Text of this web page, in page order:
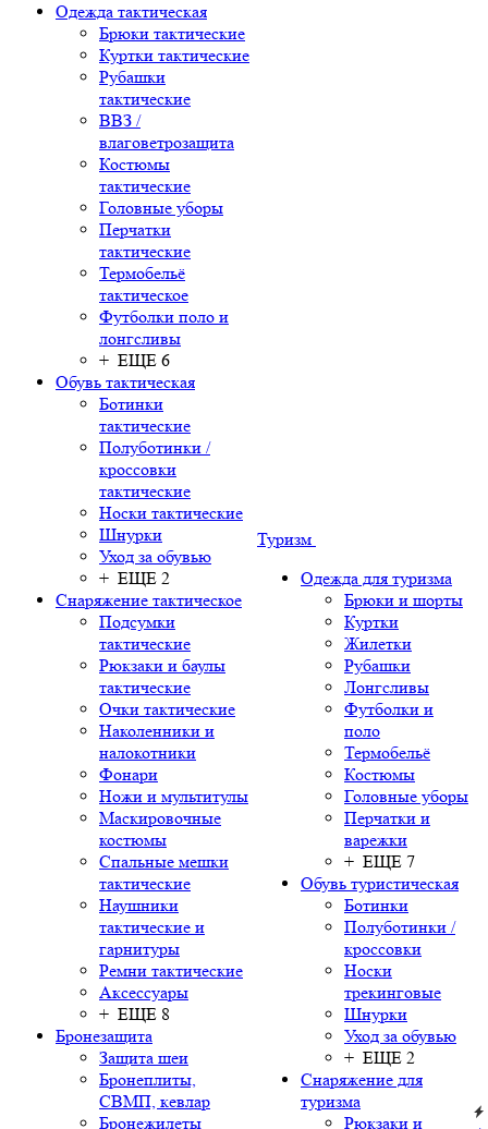
Одежда тактическая
Брюки тактические
Куртки тактические
Рубашки
тактические
ВВЗ /
влаговетрозащита
Костюмы
тактические
Головные уборы
Перчатки
тактические
Термобельё
тактическое
Футболки поло и
лонгсливы
+ ЕЩЕ 6
Обувь тактическая
Ботинки
тактические
Полуботинки /
кроссовки
тактические
Носки тактические
Шнурки
Уход за обувью
+ ЕЩЕ 2
Снаряжение тактическое
Подсумки
тактические
Рюкзаки и баулы
тактические
Очки тактические
Наколенники и
налокотники
Фонари
Ножи и мультитулы
Маскировочные
костюмы
Спальные мешки
тактические
Наушники
тактические и
гарнитуры
Ремни тактические
Аксессуары
+ ЕЩЕ 8
Бронезащита
Защита шеи
Бронеплиты,
СВМП, кевлар
Бронежилеты
Туризм
Одежда для туризма
Брюки и шорты
Куртки
Жилетки
Рубашки
Лонгсливы
Футболки и
поло
Термобельё
Костюмы
Головные уборы
Перчатки и
варежки
+ ЕЩЕ 7
Обувь туристическая
Ботинки
Полуботинки /
кроссовки
Носки
трекинговые
Шнурки
Уход за обувью
+ ЕЩЕ 2
Снаряжение для
туризма
Рюкзаки и